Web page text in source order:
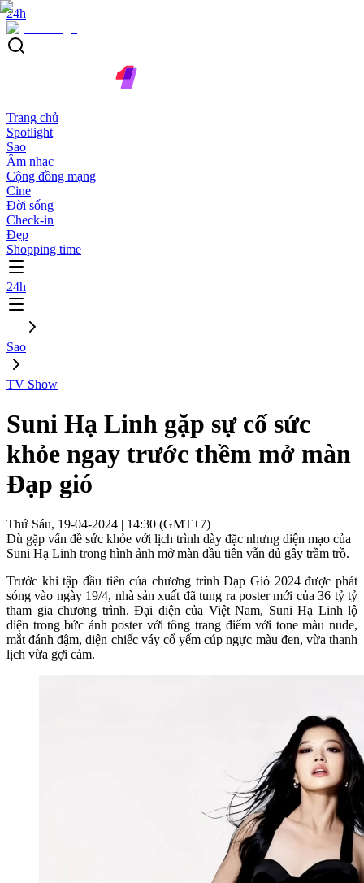
24h
Trang chủ
Spotlight
Sao
Âm nhạc
Cộng đồng mạng
Cine
Đời sống
Check-in
Đẹp
Shopping time
24h
Sao
TV Show
Suni Hạ Linh gặp sự cố sức
khỏe ngay trước thềm mở màn
Đạp gió
Thứ Sáu, 19-04-2024 | 14:30 (GMT+7)
Dù gặp vấn đề sức khỏe với lịch trình dày đặc nhưng diện mạo của
Suni Hạ Linh trong hình ảnh mở màn đầu tiên vẫn đủ gây trầm trồ.
Trước khi tập đầu tiên của chương trình Đạp Gió 2024 được phát
sóng vào ngày 19/4, nhà sản xuất đã tung ra poster mới của 36 tỷ tỷ
tham gia chương trình. Đại diện của Việt Nam, Suni Hạ Linh lộ
diện trong bức ảnh poster với tông trang điểm với tone màu nude,
mắt đánh đậm, diện chiếc váy cổ yếm cúp ngực màu đen, vừa thanh
lịch vừa gợi cảm.